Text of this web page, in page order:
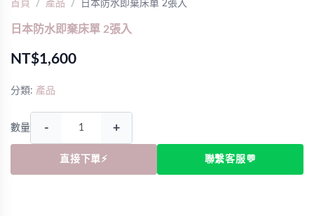
首頁 產品 日本防水即棄床單 2張入
日本防水即棄床單 2張入
NT$1,600
分類: 產品
數量 - +
直接下單⚡ 聯繫客服💬